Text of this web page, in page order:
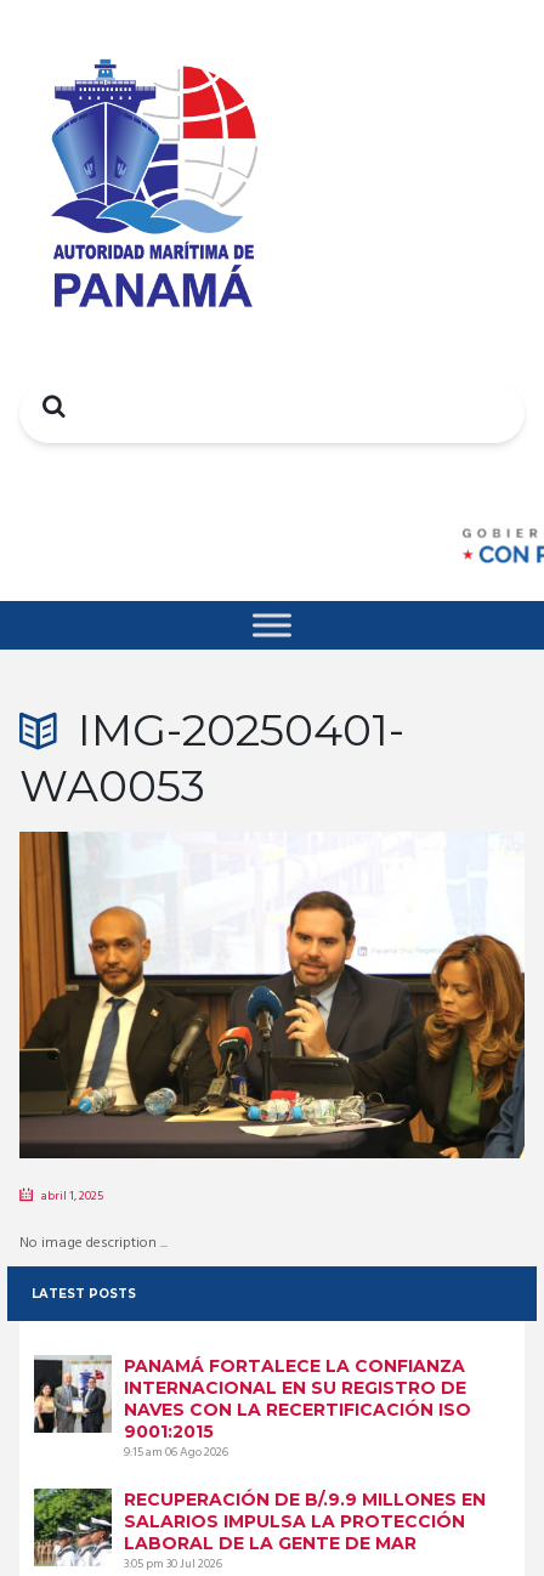
Search
IMG-20250401-
WA0053
abril 1, 2025
No image description ...
LATEST POSTS
PANAMÁ FORTALECE LA CONFIANZA
INTERNACIONAL EN SU REGISTRO DE
NAVES CON LA RECERTIFICACIÓN ISO
9001:2015
9:15 am06 Ago 2026
RECUPERACIÓN DE B/.9.9 MILLONES EN
SALARIOS IMPULSA LA PROTECCIÓN
LABORAL DE LA GENTE DE MAR
3:05 pm30 Jul 2026